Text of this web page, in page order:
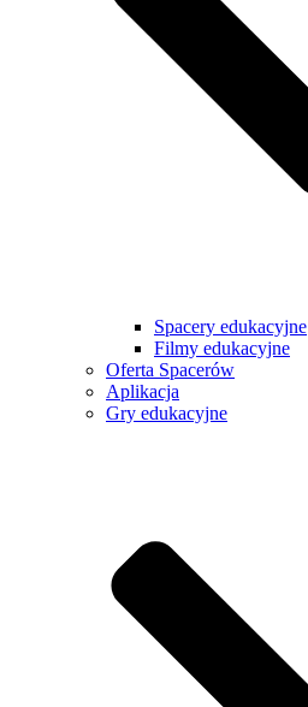
Spacery edukacyjne
Filmy edukacyjne
Oferta Spacerów
Aplikacja
Gry edukacyjne